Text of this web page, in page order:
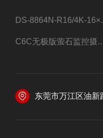
DS-
C6C无极版萤
东莞市万江区油新